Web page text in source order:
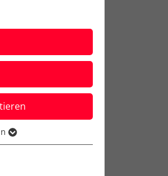
der
die Webseite